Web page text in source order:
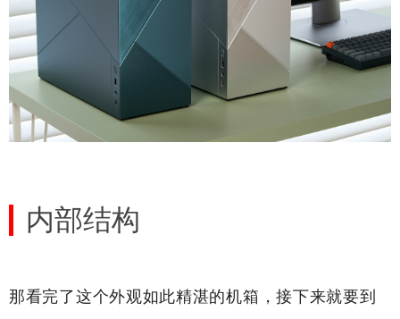
内部结构
那看完了这个外观如此精湛的机箱，接下来就要到